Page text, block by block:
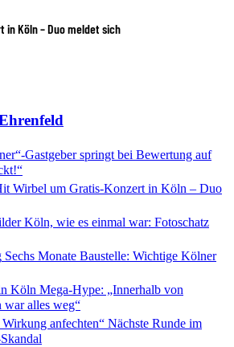
in Köln – Duo meldet sich
Gastgeber springt bei Bewertung auf
Wirbel um Gratis-Konzert in Köln – Duo
Köln, wie es einmal war: Fotoschatz
Sechs Monate Baustelle: Wichtige Kölner
Köln Mega-Hype: „Innerhalb von
alles weg“
anfechten“ Nächste Runde im